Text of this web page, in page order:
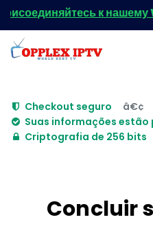
к нашему
Checkout seguro
â€¢
Suas informações
Criptografia de 256 bits
Concluir